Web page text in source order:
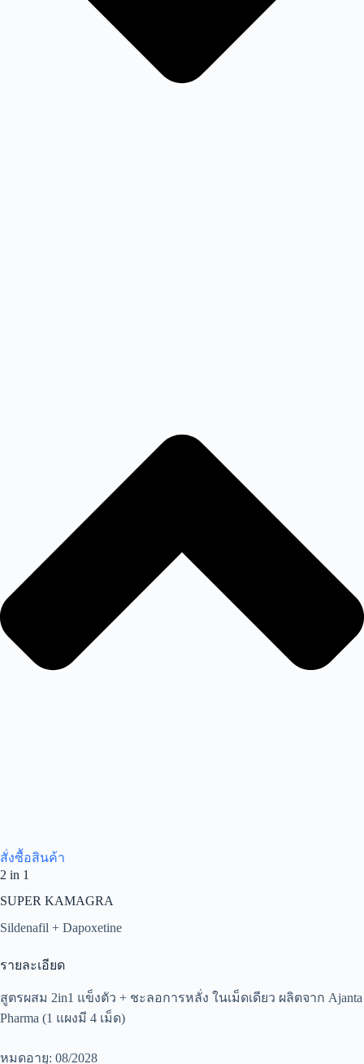
สั่งซื้อสินค้า
2 in 1
SUPER KAMAGRA
Sildenafil + Dapoxetine
รายละเอียด
สูตรผสม 2in1 แข็งตัว + ชะลอการหลั่ง ในเม็ดเดียว ผลิตจาก Ajanta
Pharma (1 แผงมี 4 เม็ด)
หมดอายุ: 08/2028